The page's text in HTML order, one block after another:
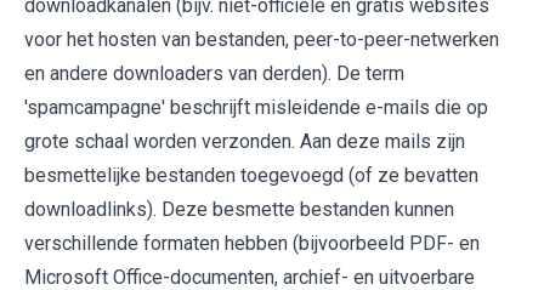
downloadkanalen (bijv. niet-officiële en gratis websites
voor het hosten van bestanden, peer-to-peer-netwerken
en andere downloaders van derden). De term
'spamcampagne' beschrijft misleidende e-mails die op
grote schaal worden verzonden. Aan deze mails zijn
besmettelijke bestanden toegevoegd (of ze bevatten
downloadlinks). Deze besmette bestanden kunnen
verschillende formaten hebben (bijvoorbeeld PDF- en
Microsoft Office-documenten, archief- en uitvoerbare